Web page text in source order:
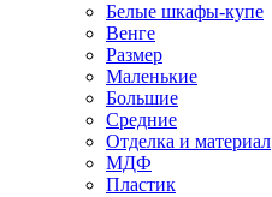
Белые шкафы-купе
Венге
Размер
Маленькие
Большие
Средние
Отделка и материал
МДФ
Пластик